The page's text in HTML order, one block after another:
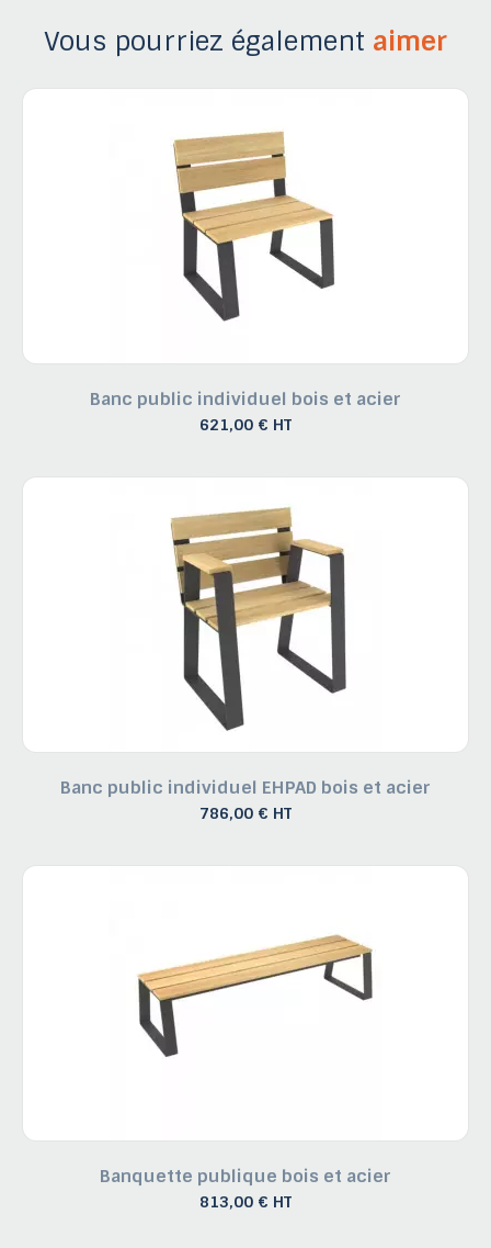
Vous pourriez également aimer
Banc public individuel bois et acier
621,00 € HT
Banc public individuel EHPAD bois et acier
786,00 € HT
Banquette publique bois et acier
813,00 € HT